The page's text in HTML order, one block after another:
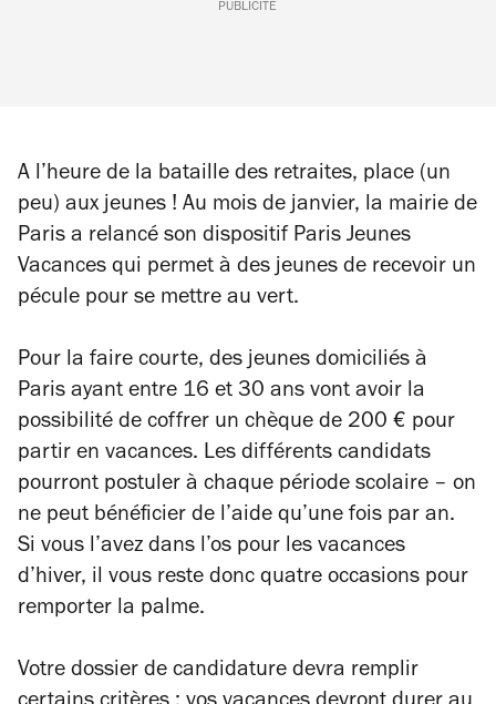
PUBLICITÉ
A l’heure de la bataille des retraites, place (un
peu) aux jeunes ! Au mois de janvier, la mairie de
Paris a relancé son dispositif Paris Jeunes
Vacances qui permet à des jeunes de recevoir un
pécule pour se mettre au vert.
Pour la faire courte, des jeunes domiciliés à
Paris ayant entre 16 et 30 ans vont avoir la
possibilité de coffrer un chèque de 200 € pour
partir en vacances. Les différents candidats
pourront postuler à chaque période scolaire – on
ne peut bénéficier de l’aide qu’une fois par an.
Si vous l’avez dans l’os pour les vacances
d’hiver, il vous reste donc quatre occasions pour
remporter la palme.
Votre dossier de candidature devra remplir